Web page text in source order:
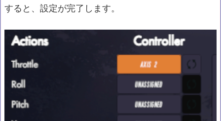
すると、設定が完了します。